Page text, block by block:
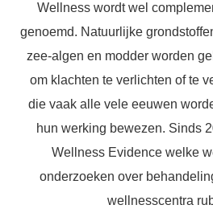
Wellness wordt wel
genoemd. Natuurlijke
zee-algen en modder worden
om klachten te verlichten of te
die vaak alle vele eeuwen
hun werking bewezen. Sinds
Wellness Evidence welke
onderzoeken over
wellnesscentra